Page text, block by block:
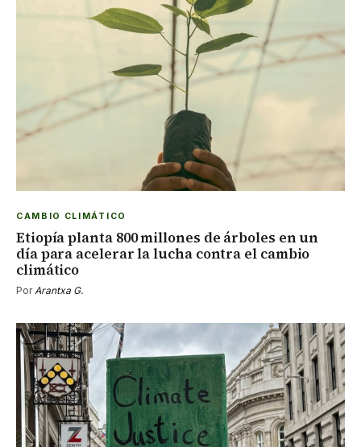
CAMBIO CLIMÁTICO
Etiopía planta 800 millones de árboles en un
día para acelerar la lucha contra el cambio
climático
PorArantxa G.